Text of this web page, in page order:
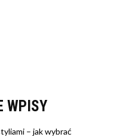
WPISY
– jak wybrać